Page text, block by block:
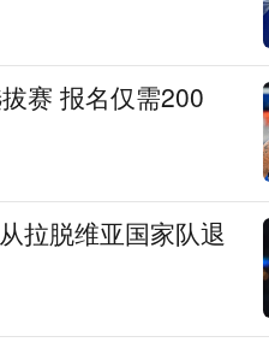
赛 报名仅需200
拉脱维亚国家队退